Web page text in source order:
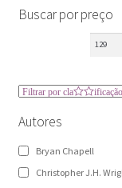
comentário
como
estudo da
exegese
Buscar por preço
Autores
Bryan Chapell
Christopher J.H.